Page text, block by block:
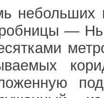
небольших
—